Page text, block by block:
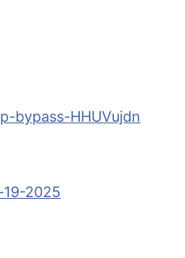
bypass-HHUVujdn
2025